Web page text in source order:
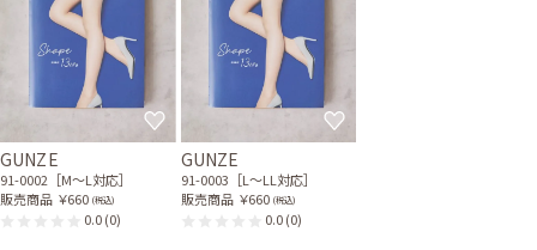
GUNZE
91-0002［M〜L対応］
販売商品 ￥660 (税込)
0.0(0)
GUNZE
91-0003［L〜LL対応］
販売商品 ￥660 (税込)
0.0(0)